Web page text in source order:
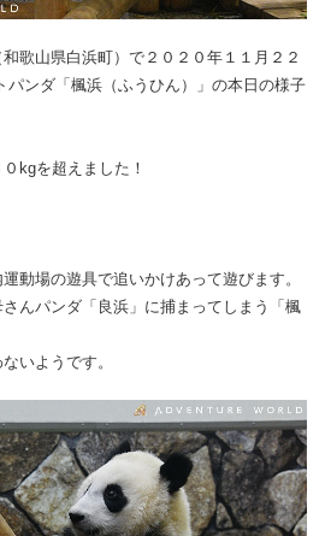
歌山県白浜町）で２０２０年１１月２２
パンダ「楓浜（ふうひん）」の本日の様子
kgを超えました！
動場の遊具で追いかけあって遊びます。
んパンダ「良浜」に捕まってしまう「楓
いようです。